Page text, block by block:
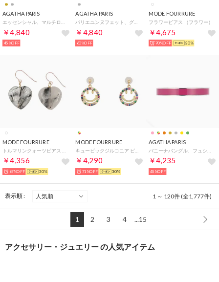
AGATHA PARIS
￥4,840
45%OFF
AGATHA PARIS
￥4,840
60%OFF
MODE FOURRURE
フラワーピアス （フラワー）
￥4,675
70%OFF 30%
MODE FOURRURE
￥4,356
67%OFF 30%
MODE FOURRURE
￥4,290
71%OFF 30%
AGATHA PARIS
￥4,235
45%OFF
表示順 : 1 ～ 120件 (全1,777件)
1 2 3 4 ...15
アクセサリー・ジュエリー の人気アイテム